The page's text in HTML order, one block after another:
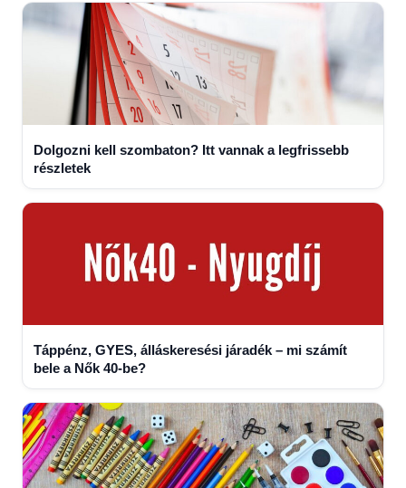
Dolgozni kell szombaton? Itt vannak a legfrissebb
részletek
Táppénz, GYES, álláskeresési járadék – mi számít
bele a Nők 40-be?